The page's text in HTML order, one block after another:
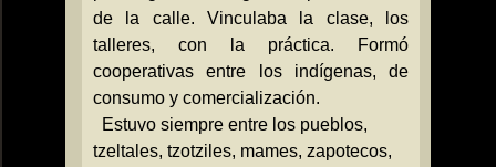
de la calle. Vinculaba la clase, los
talleres, con la práctica. Formó
cooperativas entre los indígenas, de
consumo y comercialización.
Estuvo siempre entre los pueblos,
tzeltales, tzotziles, mames, zapotecos,